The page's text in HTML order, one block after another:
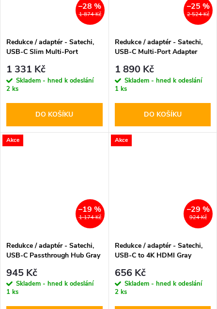
1 874 Kč
–28 %
Redukce / adaptér - Satechi,
USB-C Slim Multi-Port
1 331 Kč
Skladem - hned k odeslání
2 ks
DO KOŠÍKU
2 524 Kč
–25 %
Redukce / adaptér - Satechi,
USB-C Multi-Port Adapter
1 890 Kč
Skladem - hned k odeslání
1 ks
DO KOŠÍKU
Akce
1 174 Kč
–19 %
Redukce / adaptér - Satechi,
USB-C Passthrough Hub Gray
945 Kč
Skladem - hned k odeslání
1 ks
Akce
924 Kč
–29 %
Redukce / adaptér - Satechi,
USB-C to 4K HDMI Gray
656 Kč
Skladem - hned k odeslání
2 ks